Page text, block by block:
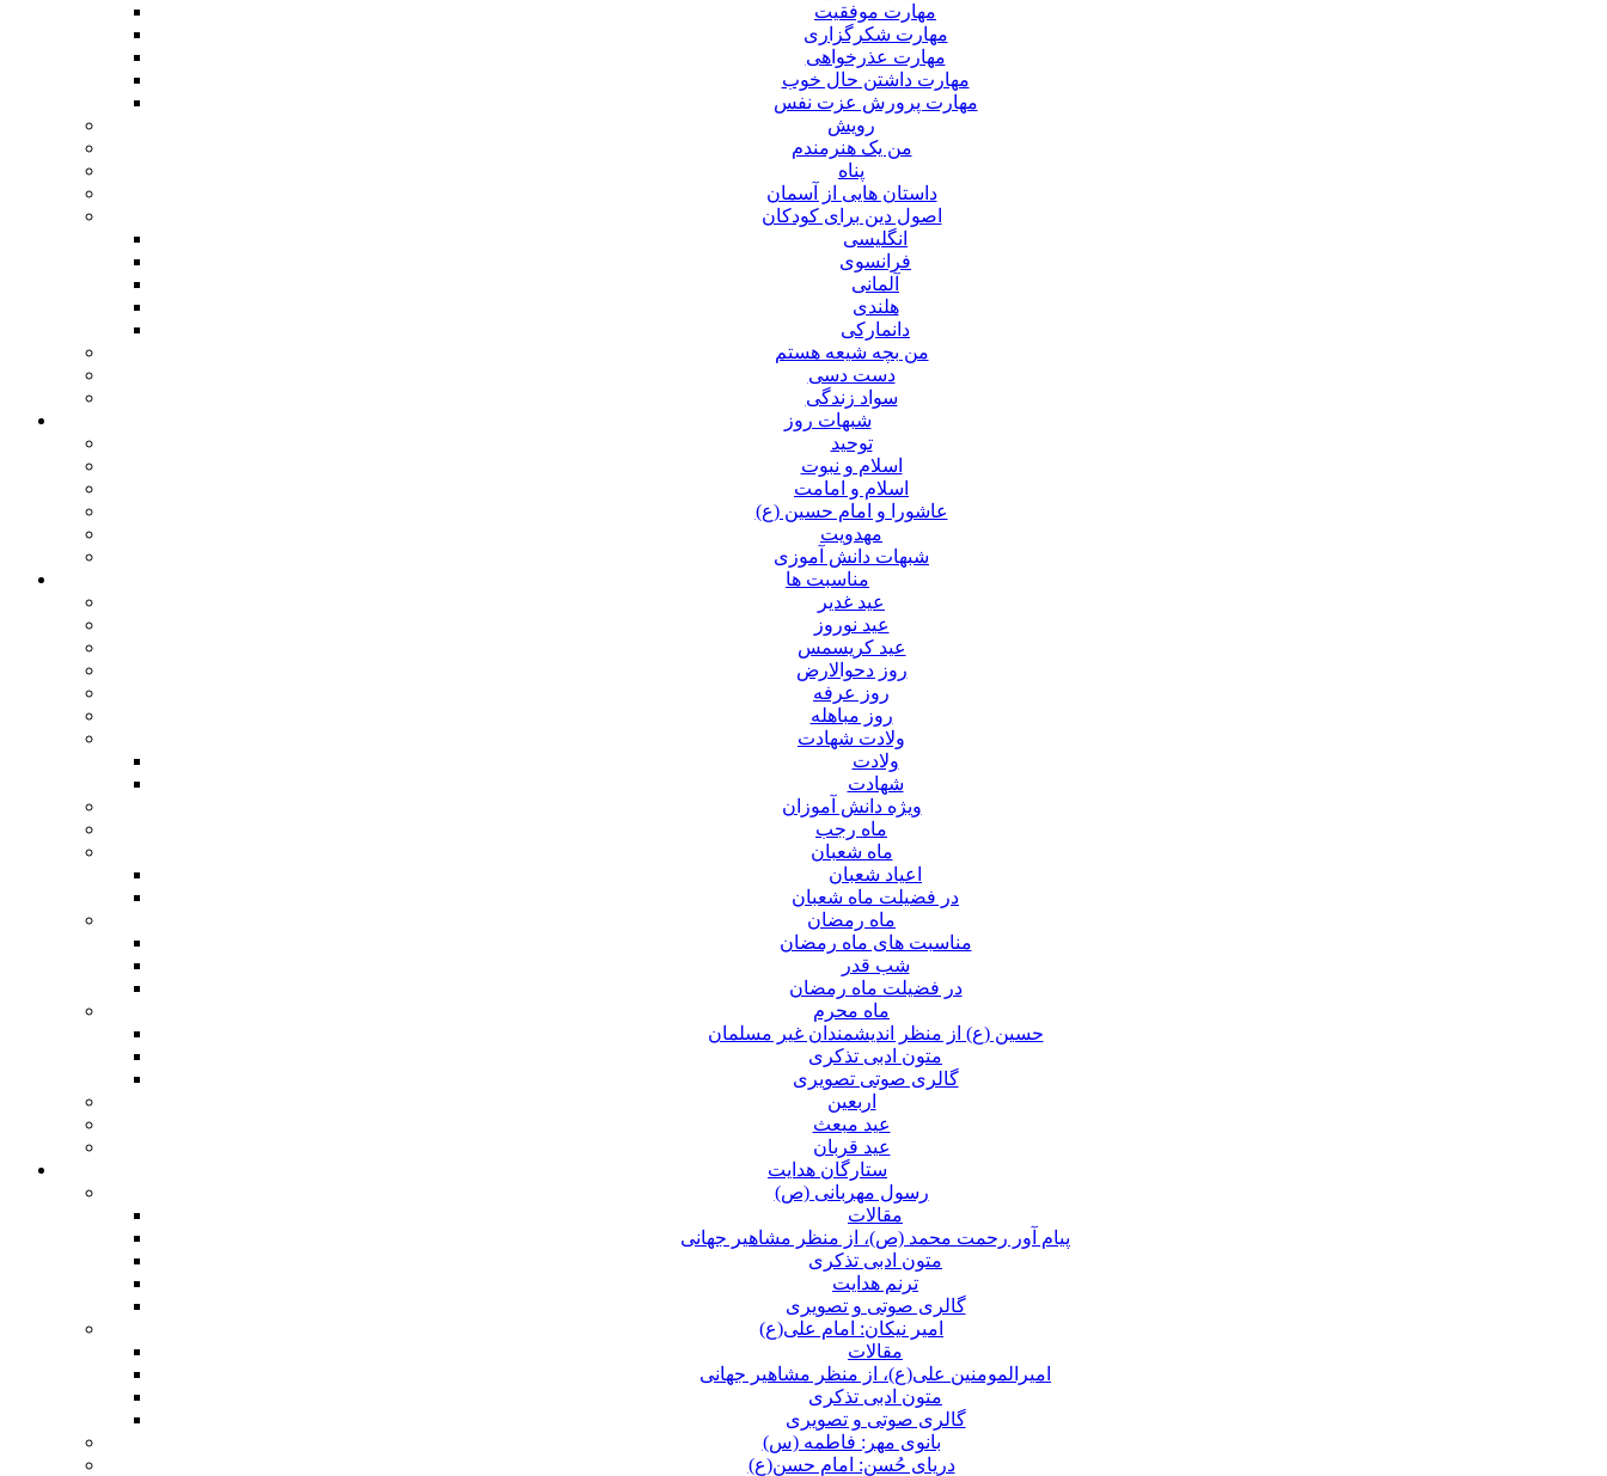
مهارت موفقیت
مهارت شکرگزاری
مهارت عذرخواهی
مهارت داشتن حال خوب
مهارت پرورش عزت نفس
رویش
من یک هنرمندم
پناه
داستان هایی از آسمان
اصول دین برای کودکان
انگلیسی
فرانسوی
آلمانی
هلندی
دانمارکی
من بچه شیعه هستم
دست دسی
سواد زندگی
شبهات روز
توحید
اسلام و نبوت
اسلام و امامت
عاشورا و امام حسین (ع)
مهدویت
شبهات دانش آموزی
مناسبت ها
عید غدير
عید نوروز
عید کریسمس
روز دحوالارض
روز عرفه
روز مباهله
ولادت شهادت
ولادت
شهادت
ویژه دانش آموزان
ماه رجب
ماه شعبان
اعیاد شعبان
در فضیلت ماه شعبان
ماه رمضان
مناسبت های ماه رمضان
شب قدر
در فضیلت ماه رمضان
ماه محرم
حسین (ع) از منظر اندیشمندان غیر مسلمان
متون ادبی تذکری
گالری صوتی تصویری
اربعین
عید مبعث
عید قربان
ستارگان هدایت
رسول مهربانی (ص)
مقالات
پیام آور رحمت محمد (ص)، از منظر مشاهیر جهانی
متون ادبی تذکری
ترنم هدایت
گالری صوتی و تصویری
امیر نیکان: امام علی(ع)
مقالات
امیرالمومنین علی(ع)، از منظر مشاهیر جهانی
متون ادبی تذکری
گالری صوتی و تصویری
بانوی مهر: فاطمه (س)
دریای حُسن: امام حسن(ع)